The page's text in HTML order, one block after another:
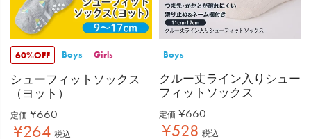
60%OFF Boys Girls
シューフィットソックス
（ヨット）
定価 ¥660
¥264 税込
Boys
クルー丈ライン入りシュー
フィットソックス
定価 ¥660
¥528 税込